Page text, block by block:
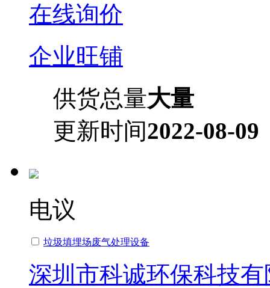
在线询价
企业旺铺
供货总量大量
更新时间2022-08-09
电议
垃圾填埋场废气处理设备
深圳市科诚环保科技